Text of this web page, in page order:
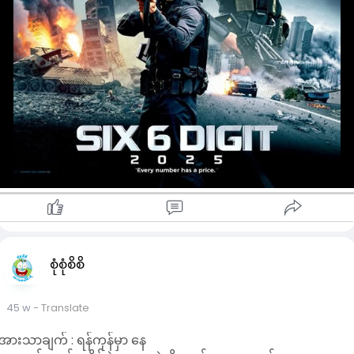
စုံစုံစိစိ
45 w- Translate
ားသာချက် : ရန်ကုန်မှာ နေ